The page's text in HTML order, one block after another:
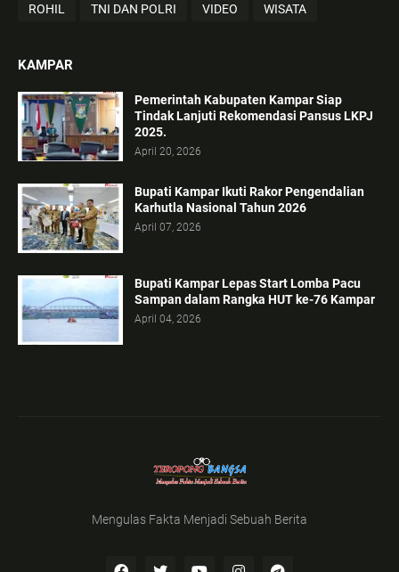
ROHIL TNI DAN POLRI VIDEO WISATA
KAMPAR
Pemerintah Kabupaten Kampar Siap
Tindak Lanjuti Rekomendasi Pansus LKPJ
2025.
April 20, 2026
Bupati Kampar Ikuti Rakor Pengendalian
Karhutla Nasional Tahun 2026
April 07, 2026
Bupati Kampar Lepas Start Lomba Pacu
Sampan dalam Rangka HUT ke-76 Kampar
April 04, 2026
Mengulas Fakta Menjadi Sebuah Berita